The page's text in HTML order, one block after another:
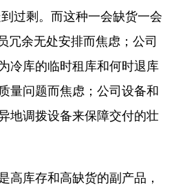
过剩。而这种一会缺货一会
冗余无处安排而焦虑；公司
冷库的临时租库和何时退库
量问题而焦虑；公司设备和
地调拨设备来保障交付的壮
高库存和高缺货的副产品，